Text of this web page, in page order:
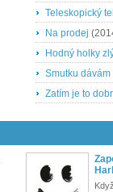
Teleskopický
Na prodej
Hodný holky
Smutku
Zatím je to